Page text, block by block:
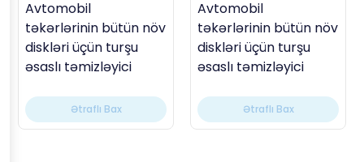
Avtomobil
təkərlərinin bütün növ
diskləri üçün turşu
əsaslı təmizləyici
Ətraflı Bax
Avtomobil
təkərlərinin bütün növ
diskləri üçün turşu
əsaslı təmizləyici
Ətraflı Bax